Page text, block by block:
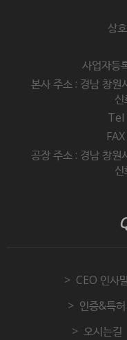
사업자등록번호,
개인정보관리책
사이버몰의 초기
약관의 내용은 이
할 수 있습니다.
"몰"은 이용자가
정하여져 있는 내
같은 중요한 내용
연결화면 또는 팝
「약관의 규제에
「방문판매 등에
위배하지 않는 범
"몰"이 약관을 개
명시하여 현행약
상
사업자등
본사 주소 : 경남 창
Tel
공장 주소 : 경남 창
CEO 인사
인증&특허
오시는길